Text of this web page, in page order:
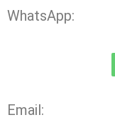
WhatsApp:
Email: